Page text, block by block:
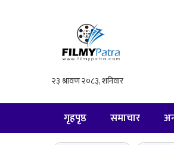
गृहपृष्ठ समाचार